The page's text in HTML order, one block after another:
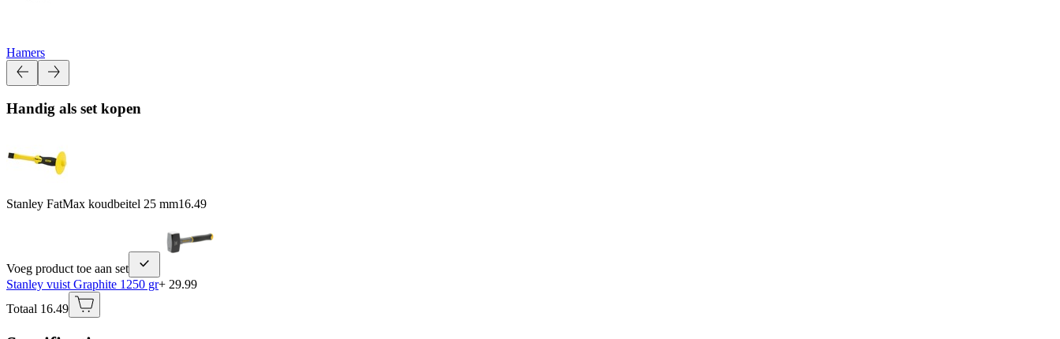
Hamers
Handig als set kopen
Stanley FatMax koudbeitel 25 mm16.49
Voeg product toe aan set
Stanley vuist Graphite 1250 gr+ 29.99
Totaal 16.49